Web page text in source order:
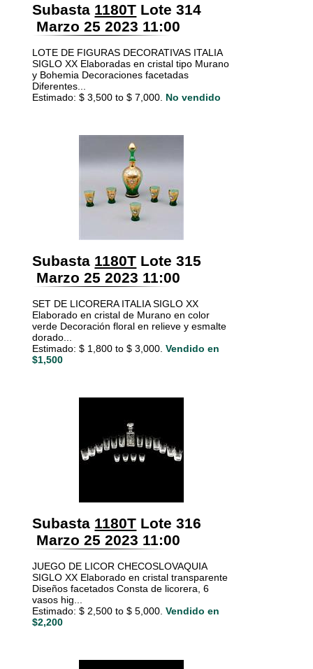
Subasta 1180T Lote 314
Marzo 25 2023 11:00
LOTE DE FIGURAS DECORATIVAS ITALIA
SIGLO XX Elaboradas en cristal tipo Murano
y Bohemia Decoraciones facetadas
Diferentes...
Estimado: $ 3,500 to $ 7,000. No vendido
Subasta 1180T Lote 315
Marzo 25 2023 11:00
SET DE LICORERA ITALIA SIGLO XX
Elaborado en cristal de Murano en color
verde Decoración floral en relieve y esmalte
dorado...
Estimado: $ 1,800 to $ 3,000. Vendido en
$1,500
Subasta 1180T Lote 316
Marzo 25 2023 11:00
JUEGO DE LICOR CHECOSLOVAQUIA
SIGLO XX Elaborado en cristal transparente
Diseños facetados Consta de licorera, 6
vasos hig...
Estimado: $ 2,500 to $ 5,000. Vendido en
$2,200